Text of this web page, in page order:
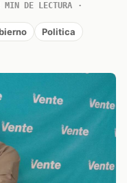
MIN DE LECTURA
Politica